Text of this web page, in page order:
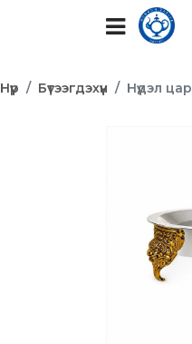
Нүүр Бүтээгдэхүүн Нүүдэл цар